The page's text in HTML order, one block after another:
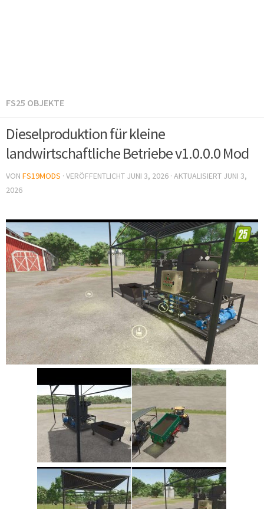
FS25 OBJEKTE
Dieselproduktion für kleine
landwirtschaftliche Betriebe v1.0.0.0 Mod
VON FS19MODS · VERÖFFENTLICHT JUNI 3, 2026 · AKTUALISIERT JUNI 3,
2026